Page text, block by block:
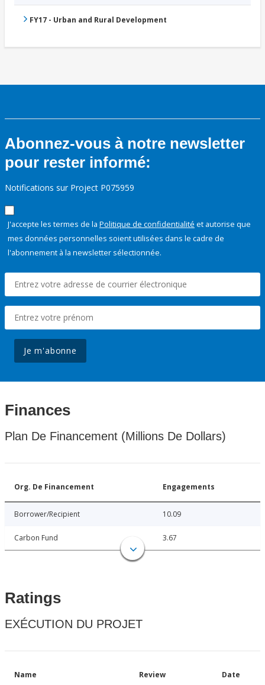
FY17 - Urban and Rural Development
Abonnez-vous à notre newsletter
pour rester informé:
Notifications sur Project P075959
J'accepte les termes de la Politique de confidentialité et autorise que
mes données personnelles soient utilisées dans le cadre de
l'abonnement à la newsletter sélectionnée.
Je m'abonne
Finances
Plan De Financement (Millions De Dollars)
Org. De Financement Engagements
Borrower/Recipient 10.09
Carbon Fund 3.67
Ratings
EXÉCUTION DU PROJET
Name Review Date